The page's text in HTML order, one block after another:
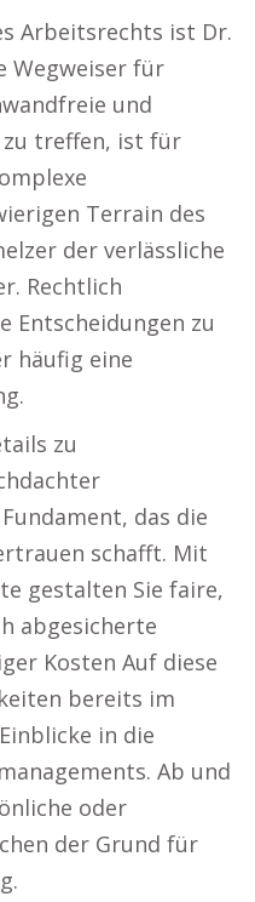
Arbeitsrechts ist Dr.
Wegweiser für
und
zu treffen, ist für
Terrain des
der verlässliche
Rechtlich
Entscheidungen zu
häufig eine
zu
das die
schafft. Mit
gestalten Sie faire,
abgesicherte
Kosten Auf diese
bereits im
in die
Ab und
oder
der Grund für